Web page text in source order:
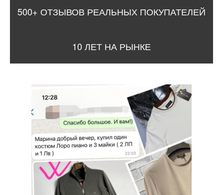
500+ ОТЗЫВОВ РЕАЛЬНЫХ ПОКУПАТЕЛЕЙ
10 ЛЕТ НА РЫНКЕ